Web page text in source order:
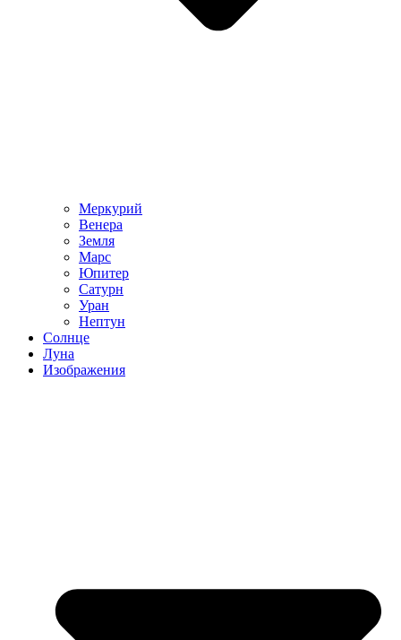
Меркурий
Венера
Земля
Марс
Юпитер
Сатурн
Уран
Нептун
Солнце
Луна
Изображения